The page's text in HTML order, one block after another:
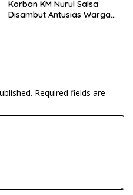
Korban KM Nurul Salsa
Disambut Antusias Warga
Required fields are